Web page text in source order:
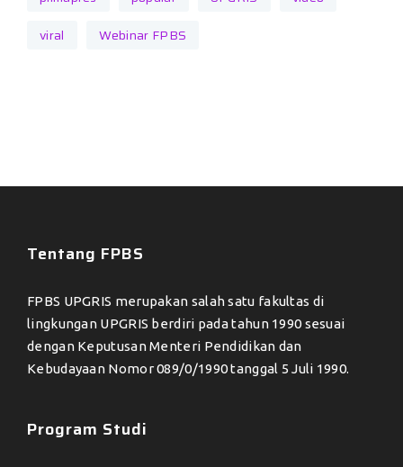
viral
Webinar FPBS
Tentang FPBS
FPBS UPGRIS merupakan salah satu fakultas di
lingkungan UPGRIS berdiri pada tahun 1990 sesuai
dengan Keputusan Menteri Pendidikan dan
Kebudayaan Nomor 089/0/1990 tanggal 5 Juli 1990.
Program Studi